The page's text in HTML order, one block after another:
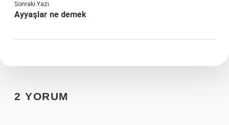
Sonraki Yazı
Ayyaşlar ne demek
2 YORUM